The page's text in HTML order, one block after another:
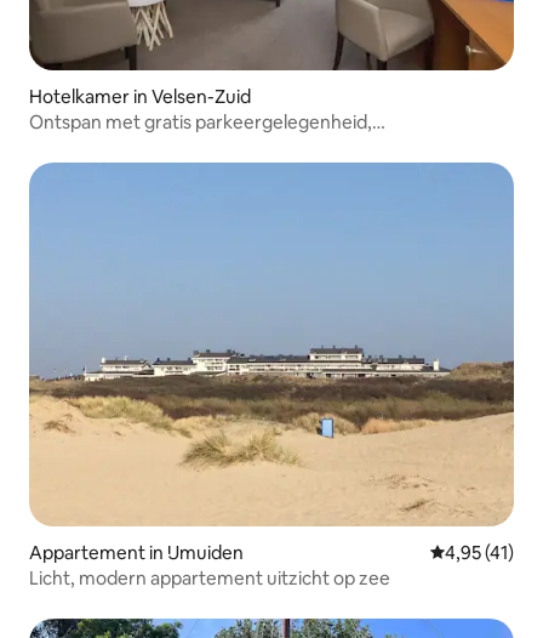
Hotelkamer in Velsen-Zuid
Ontspan met gratis parkeergelegenheid,
Appartement in IJmuiden Gemiddelde
4,95 (41)
Licht, modern appartement uitzicht op zee